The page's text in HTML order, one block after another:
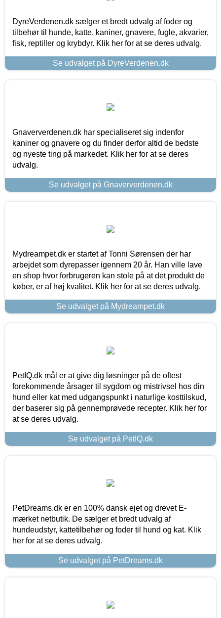
DyreVerdenen.dk sælger et bredt udvalg af foder og
tilbehør til hunde, katte, kaniner, gnavere, fugle, akvarier,
fisk, reptiller og krybdyr. Klik her for at se deres udvalg.
Se udvalget på DyreVerdenen.dk
Gnaververdenen.dk har specialiseret sig indenfor
kaniner og gnavere og du finder derfor altid de bedste
og nyeste ting på markedet. Klik her for at se deres
udvalg.
Se udvalget på Gnaververdenen.dk
Mydreampet.dk er startet af Tonni Sørensen der har
arbejdet som dyrepasser igennem 20 år. Han ville lave
en shop hvor forbrugeren kan stole på at det produkt de
køber, er af høj kvalitet. Klik her for at se deres udvalg.
Se udvalget på Mydreampet.dk
PetIQ.dk mål er at give dig løsninger på de oftest
forekommende årsager til sygdom og mistrivsel hos din
hund eller kat med udgangspunkt i naturlige kosttilskud,
der baserer sig på gennemprøvede recepter. Klik her for
at se deres udvalg.
Se udvalget på PetIQ.dk
PetDreams.dk er en 100% dansk ejet og drevet E-
mærket netbutik. De sælger et bredt udvalg af
hundeudstyr, kattetilbehør og foder til hund og kat. Klik
her for at se deres udvalg.
Se udvalget på PetDreams.dk